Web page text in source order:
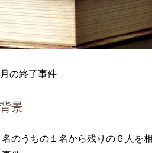
の終了事件
景
のうちの１名から残りの６人を